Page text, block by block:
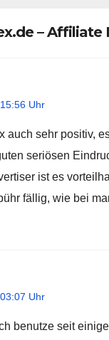
– Affiliate
Uhr
auch sehr positiv,
seriösen
ist es
fällig, wie bei
Uhr
benutze seit